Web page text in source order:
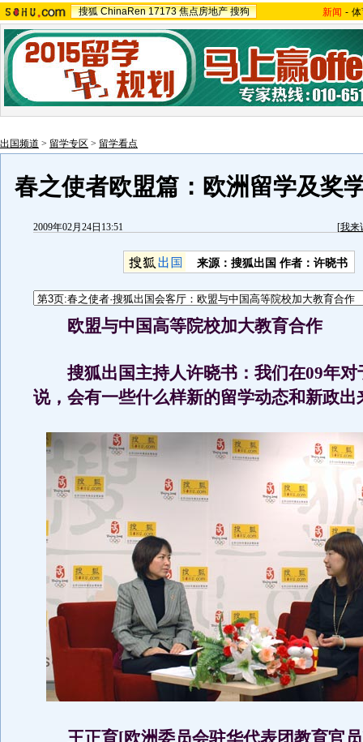
搜狐 ChinaRen 17173 焦点房地产 搜狗 新闻 -
出国频道 > 留学专区 > 留学看点
春之使者欧盟篇：欧洲留学及奖
2009年02月24日13:51 [我来
来源：搜狐出国 作者：许晓书
欧盟与中国高等院校加大教育合作
搜狐出国主持人许晓书：我们在09年对
说，会有一些什么样新的留学动态和新政出
王正育[欧洲委员会驻华代表团教育官